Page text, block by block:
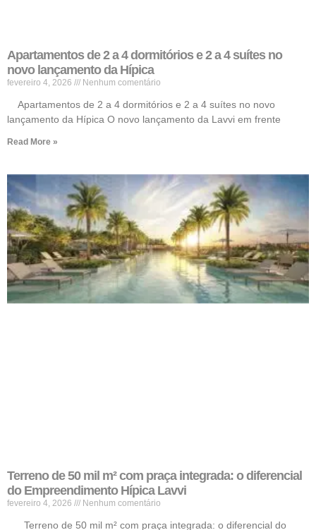
Apartamentos de 2 a 4 dormitórios e 2 a 4 suítes no
novo lançamento da Hípica
fevereiro 4, 2026 Nenhum comentário
Apartamentos de 2 a 4 dormitórios e 2 a 4 suítes no novo
lançamento da Hípica O novo lançamento da Lavvi em frente
Read More »
Terreno de 50 mil m² com praça integrada: o diferencial
do Empreendimento Hípica Lavvi
fevereiro 4, 2026 Nenhum comentário
Terreno de 50 mil m² com praça integrada: o diferencial do